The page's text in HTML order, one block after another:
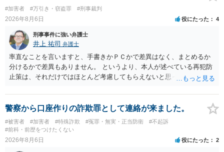
#加害者 #万引き・窃盗罪 #刑事裁判
2026年8月6日 役にたった 4
刑事事件に強い弁護士
井上 祐司 弁護士
率直なことを言いますと、手書きかＰＣかで差異はなく、まとめるか
分けるかで差異もありません。 というより、本人が述べている再犯防
止策は、それだけではほとんど考慮してもらえないと思った方が良い
やカウンセリング・治療の内容 ・利用している再犯防止策（例えば保
護観察所と連携した職業支援の内容や具体的な就労・監督状況） ・監
督者の証言 など、証拠で担保された客観性と実現可能性があるもので
なければあまり意味がありません。 もともと執行猶予が狙える事案で
あれば本人の反省の言葉だけで十分であり、実刑となるか微妙な事案
警察から口座作りの詐欺罪として連絡が来ました。
#被害者 #加害者 #特殊詐欺 #冤罪・無実・正当防衛
#不起訴
#前科・前歴をつけたくない
2026年8月6日 役にたった 2